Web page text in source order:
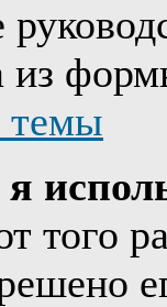
из
темы
того